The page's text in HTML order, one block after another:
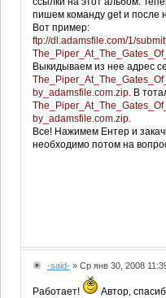
пишем команду get и после
Вот пример:
ftp://dl.adamsfile.com/1/
Выкидываем из нее адрес
by_adamsfile.com.zip. В
by_adamsfile.com.zip.
Все! Нажимем Ентер и
необходимо потом на
-said- » Ср янв 30, 2008
Работает! Автор,